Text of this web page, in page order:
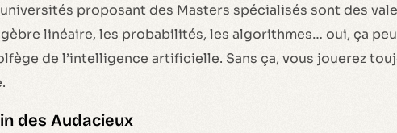
proposant des Masters spécialisés sont des
linéaire, les probabilités, les algorithmes… oui, ça
de l’intelligence artificielle. Sans ça, vous jouerez
des Audacieux